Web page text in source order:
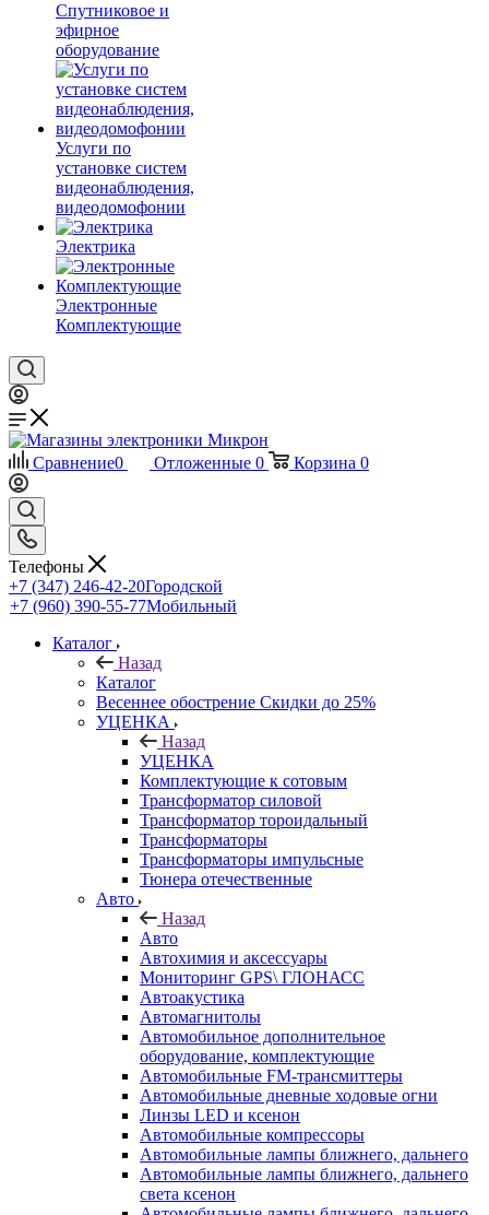
Спутниковое и
эфирное
оборудование
Услуги по
установке систем
видеонаблюдения,
видеодомофонии
Электрика
Электронные
Комплектующие
Сравнение0 Отложенные 0 Корзина 0
Телефоны
+7 (347) 246-42-20Городской
+7 (960) 390-55-77Мобильный
Каталог
Назад
Каталог
Весеннее обострение Скидки до 25%
УЦЕНКА
Назад
УЦЕНКА
Комплектующие к сотовым
Трансформатор силовой
Трансформатор тороидальный
Трансформаторы
Трансформаторы импульсные
Тюнера отечественные
Авто
Назад
Авто
Автохимия и аксессуары
Мониторинг GPS\ ГЛОНАСС
Автоакустика
Автомагнитолы
Автомобильное дополнительное
оборудование, комплектующие
Автомобильные FM-трансмиттеры
Автомобильные дневные ходовые огни
Линзы LED и ксенон
Автомобильные компрессоры
Автомобильные лампы ближнего, дальнего
Автомобильные лампы ближнего, дальнего
света ксенон